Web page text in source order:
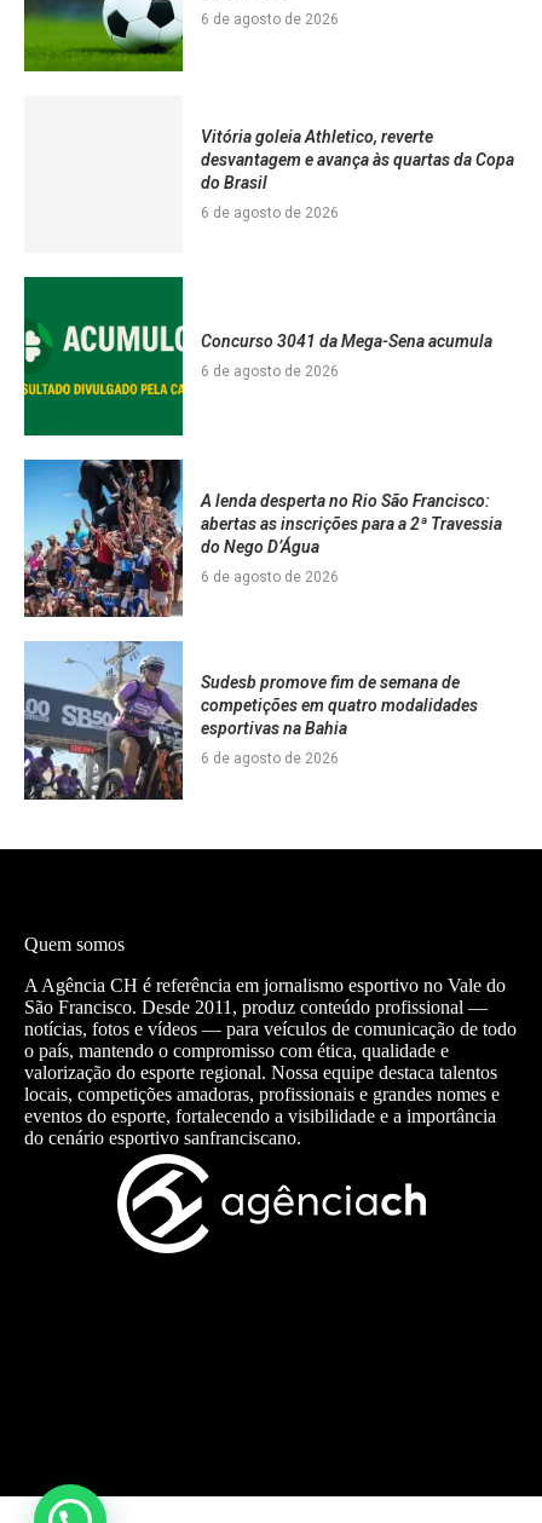
6 de agosto de 2026
Vitória goleia Athletico, reverte
desvantagem e avança às quartas da Copa
do Brasil
6 de agosto de 2026
Concurso 3041 da Mega-Sena acumula
6 de agosto de 2026
A lenda desperta no Rio São Francisco:
abertas as inscrições para a 2ª Travessia
do Nego D’Água
6 de agosto de 2026
Sudesb promove fim de semana de
competições em quatro modalidades
esportivas na Bahia
6 de agosto de 2026
Quem somos
A Agência CH é referência em jornalismo esportivo no Vale do
São Francisco. Desde 2011, produz conteúdo profissional —
notícias, fotos e vídeos — para veículos de comunicação de todo
o país, mantendo o compromisso com ética, qualidade e
valorização do esporte regional. Nossa equipe destaca talentos
locais, competições amadoras, profissionais e grandes nomes e
eventos do esporte, fortalecendo a visibilidade e a importância
do cenário esportivo sanfranciscano.